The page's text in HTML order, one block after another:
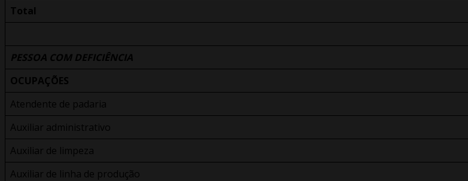
Total
PESSOA COM DEFICIÊNCIA
OCUPAÇÕES
Atendente de padaria
Auxiliar administrativo
Auxiliar de limpeza
Auxiliar de linha de produção